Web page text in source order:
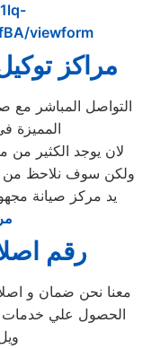
viewform
مراكز
التواصل المباشر مع
المميزة
لان يوجد الكثير
ولكن سوف نلاحظ من
يد مركز صيانة
رقم
معنا نحن ضمان و
الحصول علي خدمات